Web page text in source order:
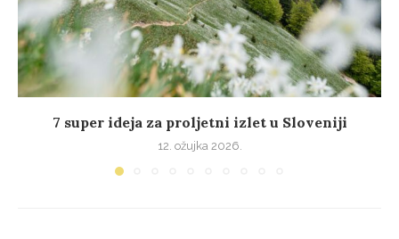
7 super ideja za proljetni izlet u Sloveniji
12. ožujka 2026.